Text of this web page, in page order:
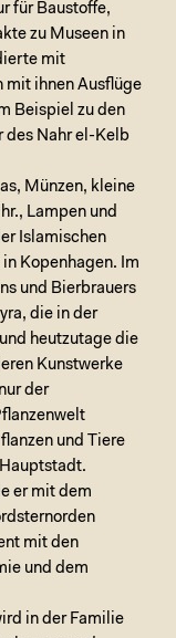
für Baustoffe,
zu Museen in
mit
mit ihnen Ausflüge
Beispiel zu den
des Nahr el-Kelb
Münzen, kleine
Lampen und
Islamischen
Kopenhagen. Im
und Bierbrauers
die in der
heutzutage die
Kunstwerke
der
und Tiere
er mit dem
mit den
und dem
in der Familie